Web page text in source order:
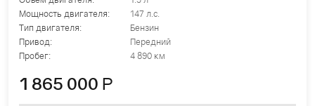
Мощность двигателя:
147 л.с.
Тип двигателя:
Бензин
Привод:
Передний
Пробег:
4 890 км
1 865 000 Р